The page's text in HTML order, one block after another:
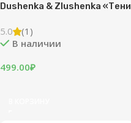
Dushenka & Zlushenka «Тени
5.0
(1)
В наличии
499.00₽